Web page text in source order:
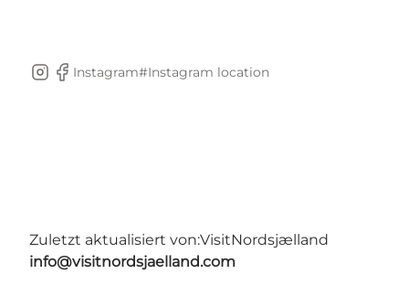
Instagram
Facebook
Instagram#Instagram location
Zuletzt aktualisiert von:VisitNordsjælland
info@visitnordsjaelland.com